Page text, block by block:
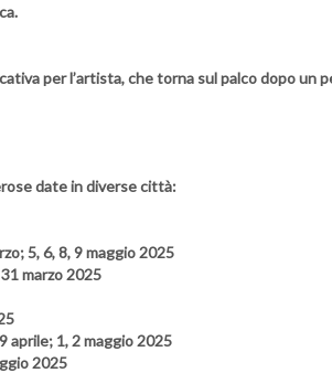
per l’artista, che torna sul palco dopo
date in diverse città:
5, 6, 8, 9 maggio 2025
marzo 2025
aprile; 1, 2 maggio 2025
2025